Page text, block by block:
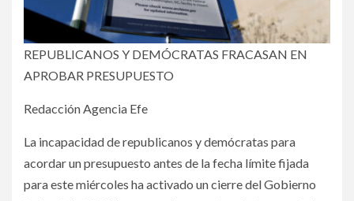
REPUBLICANOS Y DEMÓCRATAS FRACASAN EN
APROBAR PRESUPUESTO
Redacción Agencia Efe
La incapacidad de republicanos y demócratas para
acordar un presupuesto antes de la fecha límite fijada
para este miércoles ha activado un cierre del Gobierno